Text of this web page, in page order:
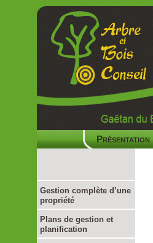
Présentation
Gestion complète d’une
propriété
Plans de gestion et
planification